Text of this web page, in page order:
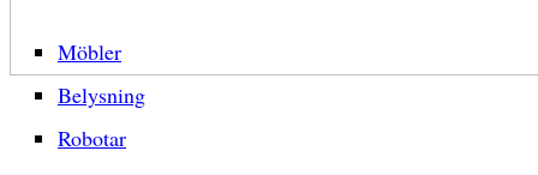
Möbler
Belysning
Robotar